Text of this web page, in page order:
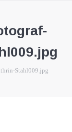
Stahl009.jpg